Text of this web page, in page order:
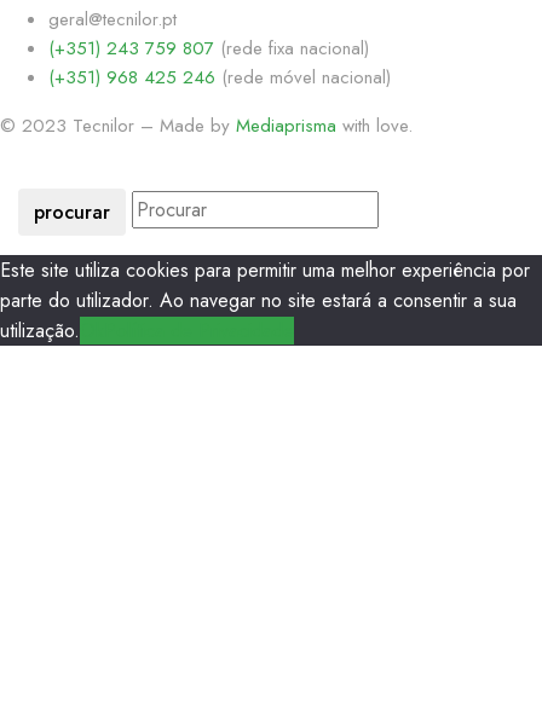
geral@tecnilor.pt
(+351) 243 759 807 (rede fixa nacional)
(+351) 968 425 246 (rede móvel nacional)
© 2023 Tecnilor – Made by Mediaprisma with love.
procurar
Este site utiliza cookies para permitir uma melhor experiência por
parte do utilizador. Ao navegar no site estará a consentir a sua
utilização.